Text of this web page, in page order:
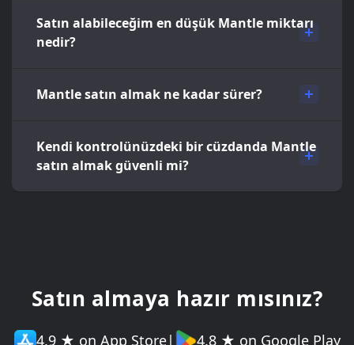
Satın alabileceğim en düşük Mantle miktarı
nedir?
Mantle satın almak ne kadar sürer?
Kendi kontrolünüzdeki bir cüzdanda Mantle
satın almak güvenli mi?
Satın almaya hazır mısınız?
4.9 ★ on App Store| 4.8 ★ on Google Play